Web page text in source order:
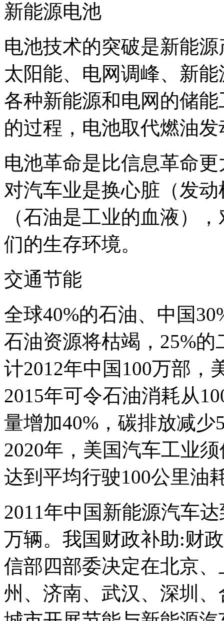
新能源电池
电池技术的突破是新能
太阳能、电网调峰、新
各种新能源和电网的储
的过程，电池取代燃油
电池革命是比信息革命
对汽车业是换心脏（发
（石油是工业的血液）
们的生存环境。
交通节能
全球40%的石油、中国
石油资源将枯竭，25%
计2012年中国100万部，
2015年可令石油消耗从
量增加40%，碳排放减
2020年，美国汽车工业
达到平均行驶100公里油
2011年中国新能源汽车
万辆。我国财政补助:财
信部四部委决定在北京
州、济南、武汉、深圳